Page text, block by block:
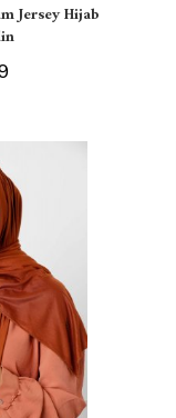
Jersey Hijab